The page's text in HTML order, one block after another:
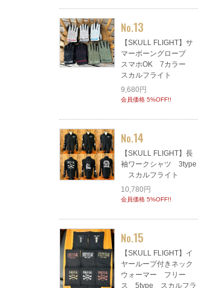
No.13
【SKULL FLIGHT】サ
マーボーングローブ
スマホOK 7カラー
スカルフライト
9,680円
会員価格 5%OFF!!
No.14
【SKULL FLIGHT】長
袖ワークシャツ 3type
スカルフライト
10,780円
会員価格 5%OFF!!
No.15
【SKULL FLIGHT】イ
ヤーループ付きネック
ウォーマー フリー
ス 5type スカルフラ